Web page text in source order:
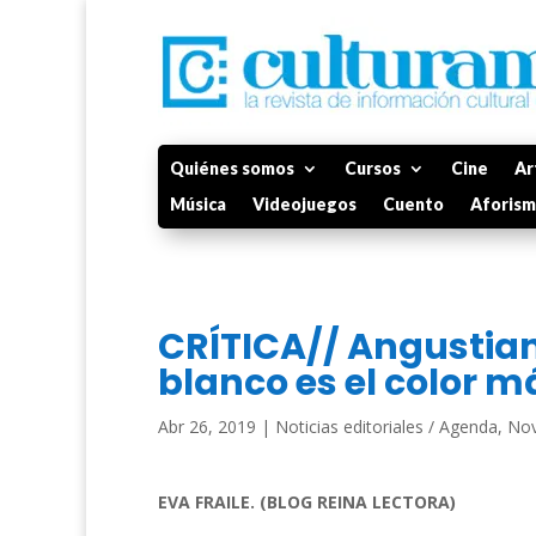
Quiénes somos Cursos Cine
Música
Videojuegos Cuento
CRÍTICA//
blanco es el color
Abr 26, 2019 | Noticias editoriales / Agenda,
EVA FRAILE. (BLOG REINA LECTORA)